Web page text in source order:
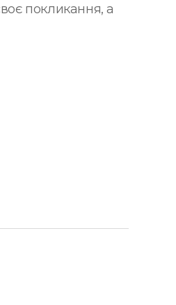
покликання, а